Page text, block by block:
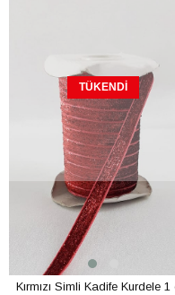
TÜKENDI
Kırmızı Simli Kadife Kurdele 1